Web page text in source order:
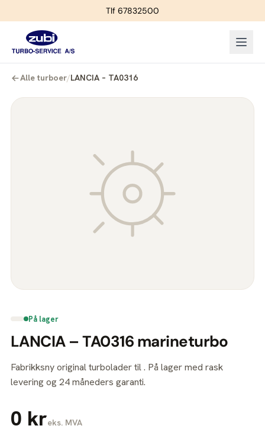
Tlf 67832500
Alle turboer/LANCIA – TA0316
På lager
LANCIA – TA0316 marineturbo
Fabrikksny original turbolader til . På lager med rask
levering og 24 måneders garanti.
0 kreks. MVA